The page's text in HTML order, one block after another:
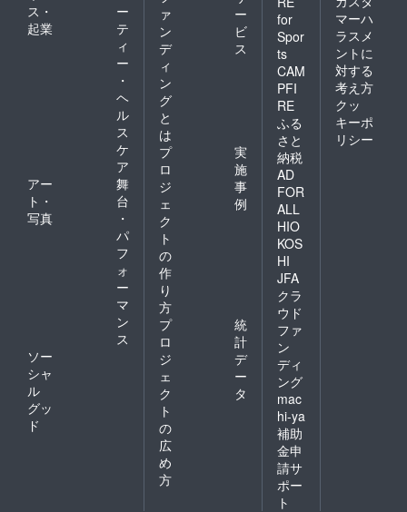
ス・
起業
ー
テ
ィ
ー
・
ヘ
ル
ス
ケ
ア
アー
ト・
写真
舞
台
・
パ
フ
ォ
ー
マ
ン
ス
ソー
シャ
ル
グッ
ド
ァ
ン
デ
ィ
ン
グ
と
は
ー
ビ
ス
プ
ロ
ジ
ェ
ク
ト
の
作
り
方
実
施
事
例
プ
ロ
ジ
ェ
ク
ト
の
広
め
方
統
計
デ
ー
タ
for
Spor
ts
CAM
PFI
RE
ふる
さと
納税
AD
FOR
ALL
HIO
KOS
HI
JFA
クラ
ウド
ファ
ン
ディ
ング
mac
hi-ya
補助
金申
請サ
ポー
ト
マーハ
ラスメ
ントに
対する
考え方
クッ
キーポ
リシー